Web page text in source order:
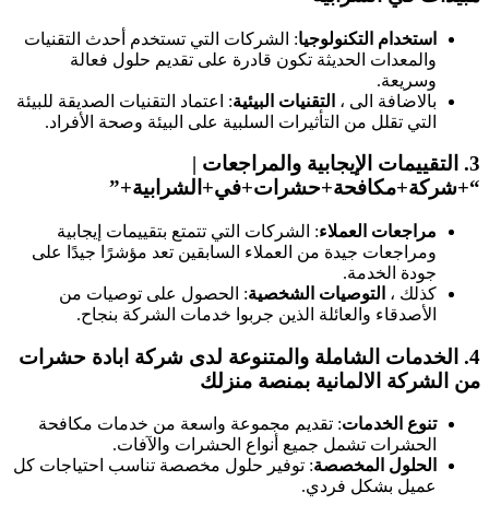
استخدام التكنولوجيا: الشركات التي تستخدم أحدث التقنيات
والمعدات الحديثة تكون قادرة على تقديم حلول فعالة
وسريعة.
بالاضافة الى ، التقنيات البيئية: اعتماد التقنيات الصديقة للبيئة
التي تقلل من التأثيرات السلبية على البيئة وصحة الأفراد.
التقييمات الإيجابية والمراجعات|
مراجعات العملاء: الشركات التي تتمتع بتقييمات إيجابية
ومراجعات جيدة من العملاء السابقين تعد مؤشرًا جيدًا على
جودة الخدمة.
كذلك ، التوصيات الشخصية: الحصول على توصيات من
الأصدقاء والعائلة الذين جربوا خدمات الشركة بنجاح.
الخدمات الشاملة والمتنوعةلدى شركة ابادة حشرات
الشركة الالمانية بمنصة منزلك
تنوع الخدمات: تقديم مجموعة واسعة من خدمات مكافحة
الحشرات تشمل جميع أنواع الحشرات والآفات.
الحلول المخصصة: توفير حلول مخصصة تناسب احتياجات كل
عميل بشكل فردي.